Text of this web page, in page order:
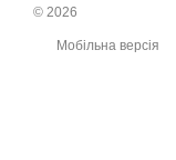
© 2026
Мобільна версія